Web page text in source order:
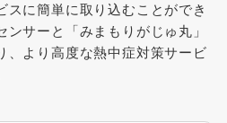
スに簡単に取り込むことができ
ンサーと「みまもりがじゅ丸」
、より高度な熱中症対策サービ